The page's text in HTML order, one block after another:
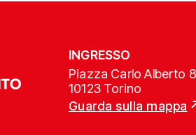
INGRESSO
Piazza Carlo Alberto 8
10123 Torino
Guarda sulla mappa